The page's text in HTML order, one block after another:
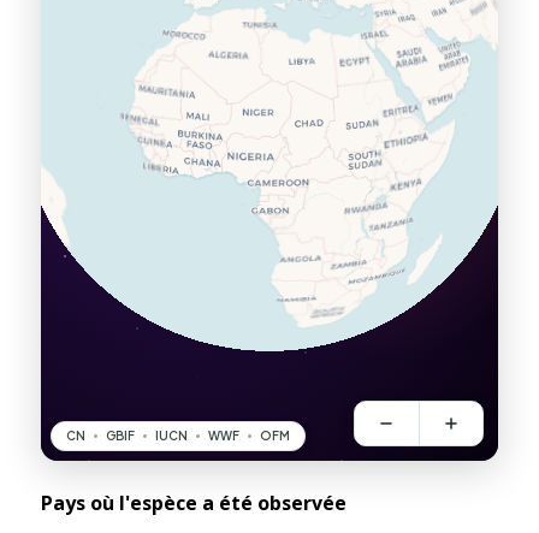
Pays où l'espèce a été observée